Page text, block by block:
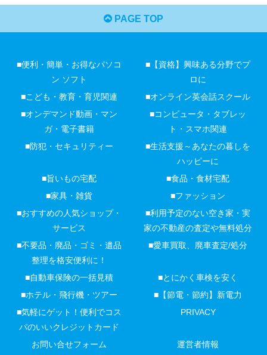
PAGE TOP
■便利・簡単・お得なパソコ
ン ソフト
■【資格】興味ある分野でプ
ロに
■こども・教育・育児関連
■オンライン英会話スクール
■オンデマンド動画・マン
ガ・電子書籍
■コンピュータ・タブレッ
ト・スマホ関連
■防犯・セキュリティー
■生活支援～あなたの暮しを
ハッピーに
■旨いもの宅配
■食品・食材宅配
■家具・雑貨
■ファッション
■おすすめの人気ショップ・
サービス
■利用予定のない空き家・実
家の不動産の査定や無料処分
■不要品・廃品・ゴミ・遺品
整理を格安便利に！
■愛車買取、廃車査定/処分
■自動車保険の一括見積
■とにかく車検を安く
■ホテル・飛行機・ツアー
■【節電・節約】新電力
■気軽にゲット！便利でコス
パのいいクレジットカード
PRIVACY
お問い合せフォーム 運営者情報